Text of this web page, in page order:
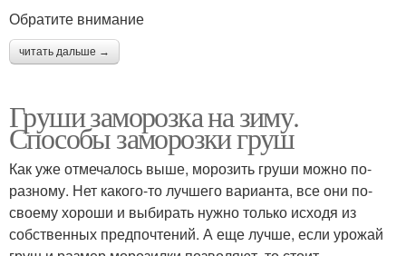
Обратите внимание
читать дальше →
Груши заморозка на зиму.
Способы заморозки груш
Как уже отмечалось выше, морозить груши можно по-
разному. Нет какого-то лучшего варианта, все они по-
своему хороши и выбирать нужно только исходя из
собственных предпочтений. А еще лучше, если урожай